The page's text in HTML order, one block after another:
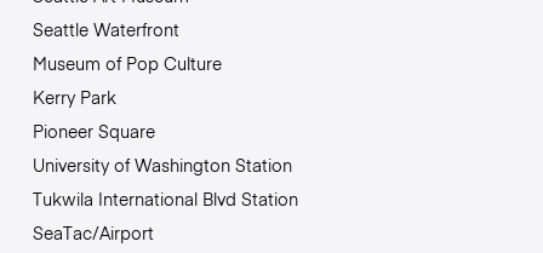
Seattle Waterfront
Museum of Pop Culture
Kerry Park
Pioneer Square
University of Washington Station
Tukwila International Blvd Station
SeaTac/Airport